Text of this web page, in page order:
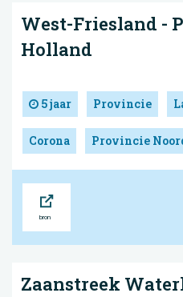
West-Friesland -
Holland
5 jaar Provincie
Corona Provincie
Zaanstreek